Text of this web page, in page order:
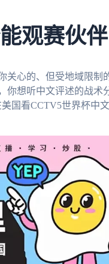
观赛伙伴
关心的、但受地域限制
你想听中文评述的战术
国看CCTV5世界杯中